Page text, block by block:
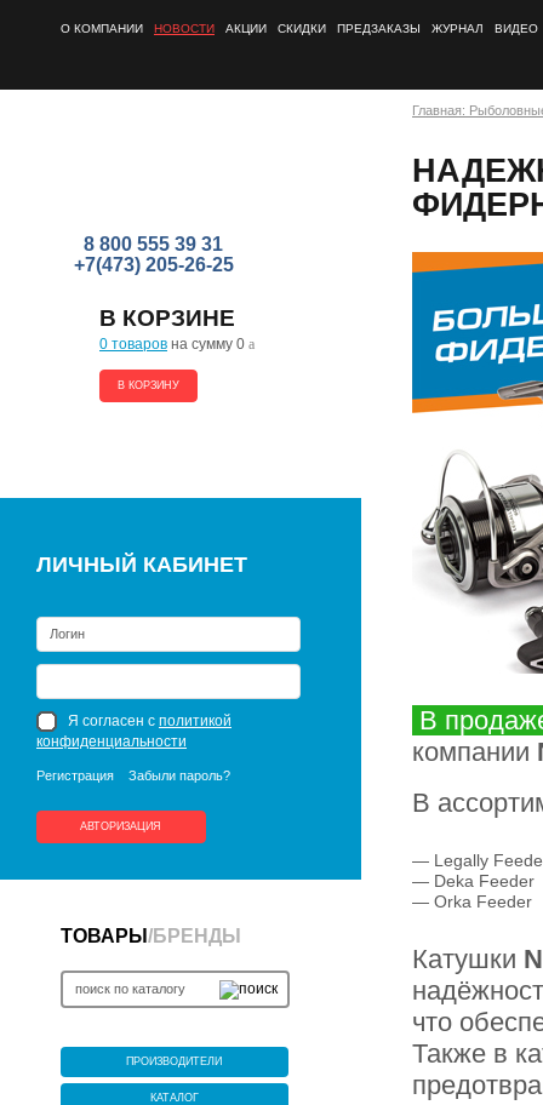
О КОМПАНИИ НОВОСТИ АКЦИИ СКИДКИ ПРЕДЗАКАЗЫ ЖУРНАЛ ВИДЕО
8 800 555 39 31
+7(473) 205-26-25
В КОРЗИНЕ
0 товаров на сумму 0 a
В КОРЗИНУ
ЛИЧНЫЙ КАБИНЕТ
Я согласен с политикой
конфиденциальности
Регистрация Забыли пароль?
АВТОРИЗАЦИЯ
ТОВАРЫ /БРЕНДЫ
ПРОИЗВОДИТЕЛИ
КАТАЛОГ
Главная:
В
компании
В
— Legally
— Deka Feeder
— Orka Feeder
Катушки
что
Также в